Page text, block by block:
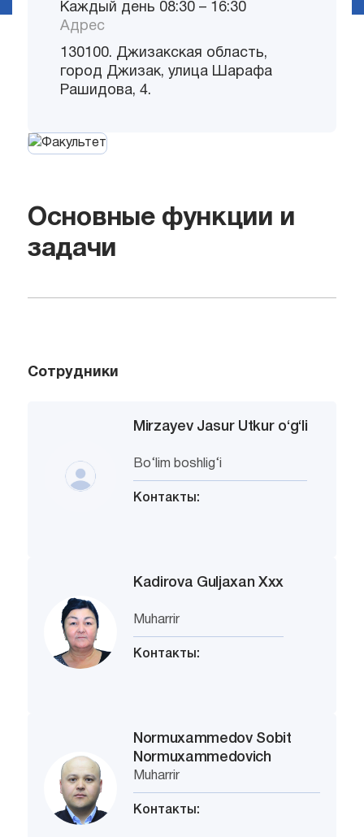
Каждый день 08:30 – 16:30
Адрес
130100. Джизакская область,
город Джизак, улица Шарафа
Рашидова, 4.
Основные функции и
задачи
Сотрудники
Mirzayev Jasur Utkur o‘g‘li
Bo‘lim boshlig‘i
Контакты:
Kadirova Guljaxan Xxx
Muharrir
Контакты:
Normuxammedov Sobit
Normuxammedovich
Muharrir
Контакты: